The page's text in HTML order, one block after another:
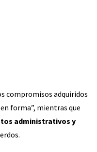
compromisos adquiridos
forma”, mientras que
administrativos y